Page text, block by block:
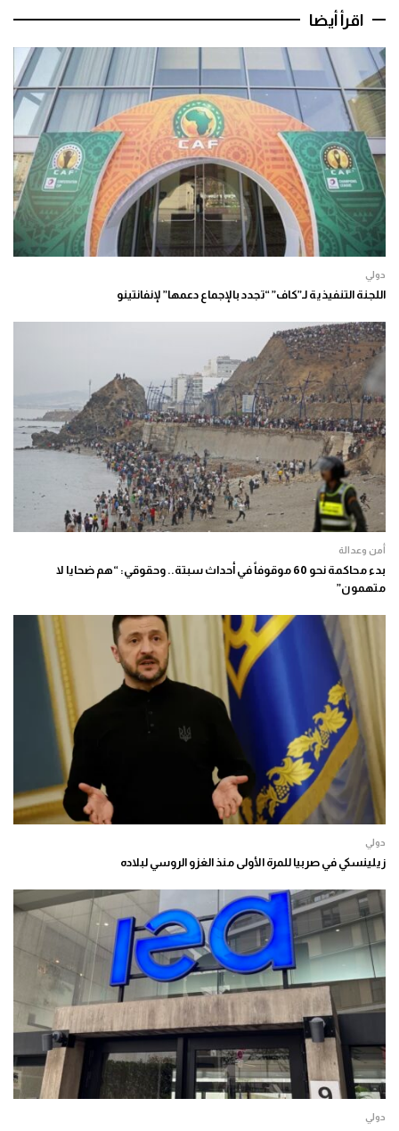
اقرأ أيضا
دولي
اللجنة التنفيذية لـ”كاف” “تجدد بالإجماع دعمها” لإنفانتينو
أمن وعدالة
بدء محاكمة نحو 60 موقوفاً في أحداث سبتة.. وحقوقي: “هم ضحايا لا
متهمون”
دولي
زيلينسكي في صربيا للمرة الأولى منذ الغزو الروسي لبلاده
دولي